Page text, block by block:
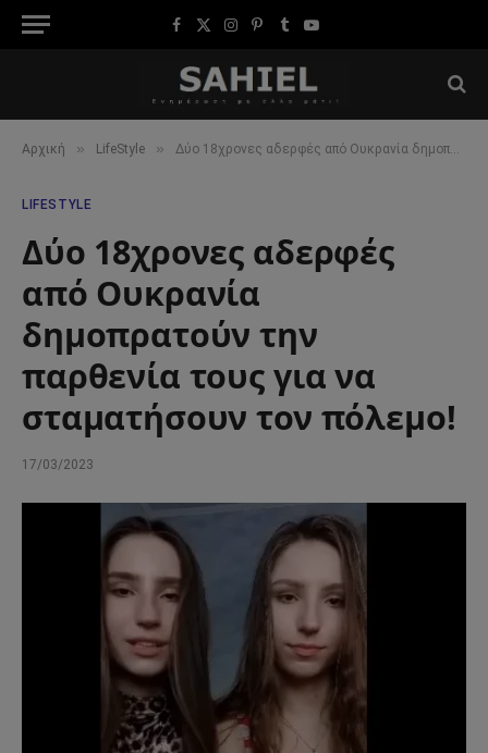
Facebook
X
Instagram
Pinterest
TumblrYouTube
Αρχική » LifeStyle » Δύο 18χρονες αδερφές από Ουκρανία δημοπρατούν την παρθενία τους για να σταματήσουν τον πόλεμο!
LIFESTYLE
Δύο 18χρονες αδερφές
από Ουκρανία
δημοπρατούν την
παρθενία τους για να
σταματήσουν τον πόλεμο!
17/03/2023